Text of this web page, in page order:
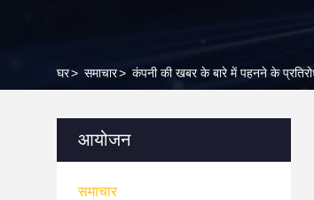
घर> समाचार> कंपनी की खबर के बारे में पहनने के
आयोजन
समाचार